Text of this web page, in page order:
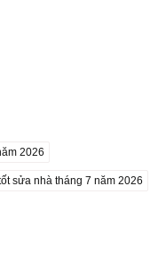
2026
sửa nhà tháng 7 năm 2026